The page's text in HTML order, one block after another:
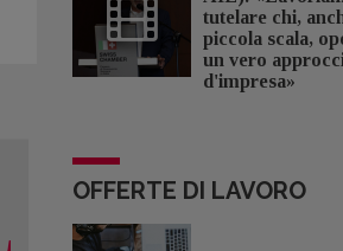
tutelare chi,
piccola scala,
un vero
d'impresa»
OFFERTE DI LAVORO